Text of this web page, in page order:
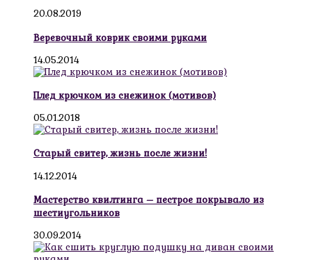
20.08.2019
Веревочный коврик своими руками
14.05.2014
Плед крючком из снежинок (мотивов)
05.01.2018
Старый свитер, жизнь после жизни!
14.12.2014
Мастерство квилтинга – пестрое покрывало из
шестиугольников
30.09.2014